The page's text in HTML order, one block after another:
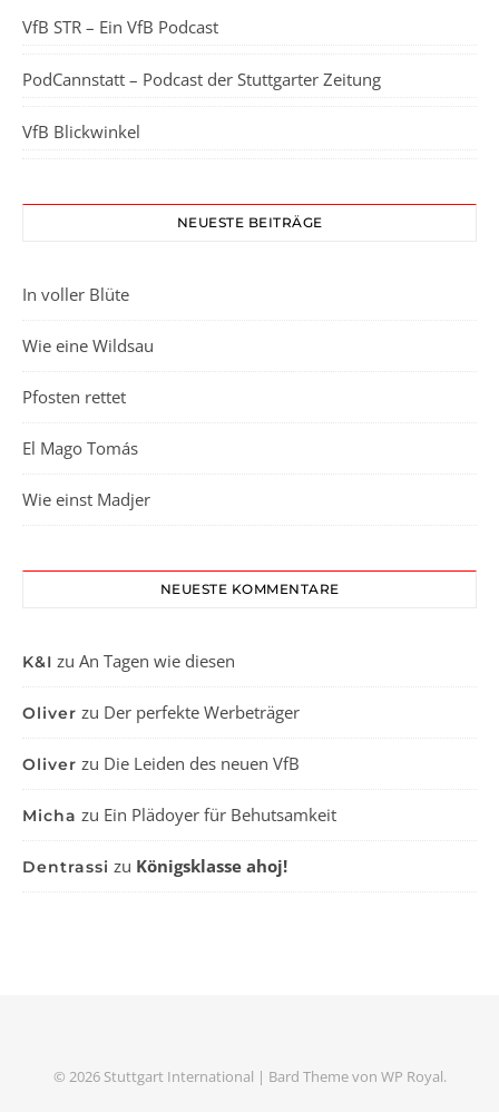
VfB STR – Ein VfB Podcast
PodCannstatt – Podcast der Stuttgarter Zeitung
VfB Blickwinkel
NEUESTE BEITRÄGE
In voller Blüte
Wie eine Wildsau
Pfosten rettet
El Mago Tomás
Wie einst Madjer
NEUESTE KOMMENTARE
K&I zu An Tagen wie diesen
Oliver zu Der perfekte Werbeträger
Oliver zu Die Leiden des neuen VfB
Micha zu Ein Plädoyer für Behutsamkeit
Dentrassi zu Königsklasse ahoj!
© 2026 Stuttgart International | Bard Theme von WP Royal.